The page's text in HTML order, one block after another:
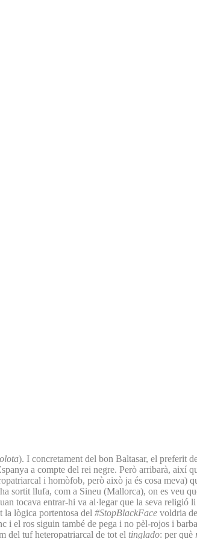
). I concretament del bon Baltasar, el preferit
a compte del rei negre. Però arribarà, així
i homòfob, però això ja és cosa meva)
llufa, com a Sineu (Mallorca), on es veu
tocava entrar-hi va al·legar que la seva religió
la lògica portentosa del #StopBlackFace voldria
el ros siguin també de pega i no pèl-rojos i
del tuf heteropatriarcal de tot el tinglado: per què